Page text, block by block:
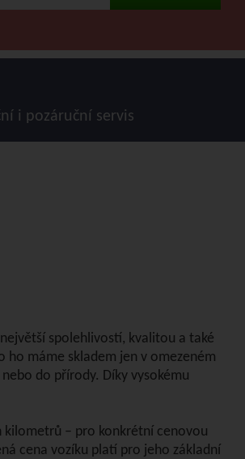
i pozáruční servis
spolehlivostí, kvalitou a také
máme skladem jen v omezeném
do přírody. Díky vysokému
kilometrů – pro konkrétní cenovou
cena vozíku platí pro jeho základní